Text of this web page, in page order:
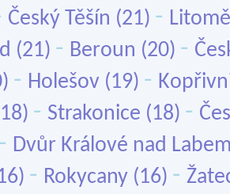
Český Těšín (21) -
(21) - Beroun (20) -
- Holešov (19) -
- Strakonice (18) -
- Dvůr Králové nad
- Rokycany (16) -